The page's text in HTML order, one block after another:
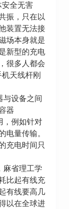
全无害
振，只在以
装置无法接
场本身就是
新型的充电
很多人都会
天线杆刚
与设备之间
器
，例如针对
电量传输。
充电时间只
麻省理工学
比起有线充
有线要高几
以在全球进